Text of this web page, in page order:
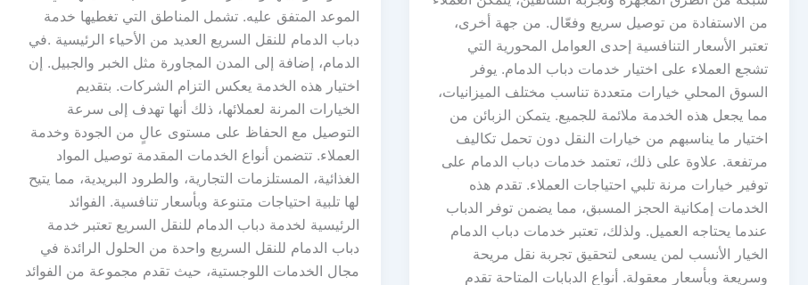
من الاستفادة من توصيل سريع وفعّال. من جهة أخرى،
تعتبر الأسعار التنافسية إحدى العوامل المحورية التي
تشجع العملاء على اختيار خدمات دباب الدمام. يوفر
السوق المحلي خيارات متعددة تناسب مختلف الميزانيات،
مما يجعل هذه الخدمة ملائمة للجميع. يتمكن الزبائن من
اختيار ما يناسبهم من خيارات النقل دون تحمل تكاليف
مرتفعة. علاوة على ذلك، تعتمد خدمات دباب الدمام على
توفير خيارات مرنة تلبي احتياجات العملاء. تقدم هذه
الخدمات إمكانية الحجز المسبق، مما يضمن توفر الدباب
عندما يحتاجه العميل. ولذلك، تعتبر خدمات دباب الدمام
الخيار الأنسب لمن يسعى لتحقيق تجربة نقل مريحة
وسريعة وبأسعار معقولة. أنواع الدبابات المتاحة تقدم
الموعد المتفق عليه. تشمل المناطق التي تغطيها خدمة
دباب الدمام للنقل السريع العديد من الأحياء الرئيسية .في
الدمام، إضافة إلى المدن المجاورة مثل الخبر والجبيل. إن
اختيار هذه الخدمة يعكس التزام الشركات. بتقديم
الخيارات المرنة لعملائها، ذلك أنها تهدف إلى سرعة
التوصيل مع الحفاظ على مستوى عالٍ من الجودة وخدمة
العملاء. تتضمن أنواع الخدمات المقدمة توصيل المواد
الغذائية، المستلزمات التجارية، والطرود البريدية، مما يتيح
لها تلبية احتياجات متنوعة وبأسعار تنافسية. الفوائد
الرئيسية لخدمة دباب الدمام للنقل السريع تعتبر خدمة
دباب الدمام للنقل السريع واحدة من الحلول الرائدة في
مجال الخدمات اللوجستية، حيث تقدم مجموعة من الفوائد